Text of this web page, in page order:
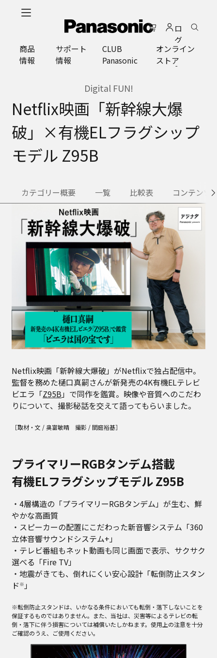
ロ
グ
イ
ン
商品
情報
サポート
情報
CLUB
Panasonic
オンライン
ストア
Digital FUN!
Netflix映画「新幹線大爆
破」×有機ELフラグシップ
モデル Z95B
カテゴリー概要 一覧 比較表 コンテンツ
Netflix映画「新幹線大爆破」がNetflixで独占配信中。
監督を務めた樋口真嗣さんが新発売の4K有機ELテレビ
ビエラ「Z95B」で同作を鑑賞。映像や音質へのこだわ
りについて、撮影秘話を交えて語ってもらいました。
［取材・文 / 奥富敏晴 撮影 / 間庭裕基］
プライマリーRGBタンデム搭載
有機ELフラグシップモデル Z95B
・4層構造の「プライマリーRGBタンデム」が生む、鮮
やかな高画質
・スピーカーの配置にこだわった新音響システム「360
立体音響サウンドシステム+」
・テレビ番組もネット動画も同じ画面で表示、サクサク
選べる「Fire TV」
・地震がきても、倒れにくい安心設計「転倒防止スタン
ド ※」
※転倒防止スタンドは、いかなる条件においても転倒・落下しないことを
保証するものではありません。また、当社は、災害等によるテレビの転
倒・落下に伴う損害については補償いたしかねます。使用上の注意を十分
ご確認のうえ、ご使用ください。